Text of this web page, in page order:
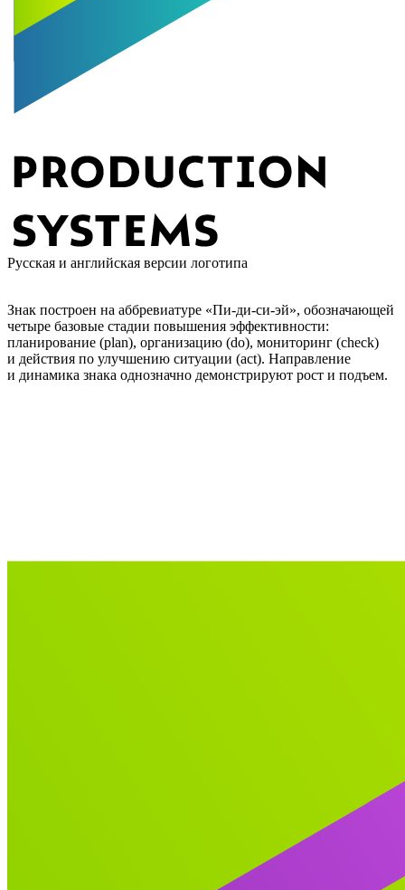
Русская и английская версии логотипа
Знак построен на аббревиатуре «Пи-ди-си-эй», обозначающей
четыре базовые стадии повышения эффективности:
планирование (plan), организацию (do), мониторинг (check)
и действия по улучшению ситуации (act). Направление
и динамика знака однозначно демонстрируют рост и подъем.